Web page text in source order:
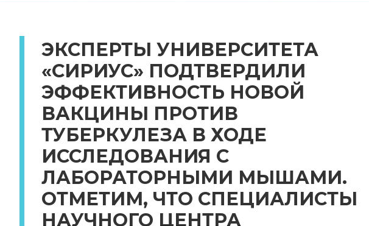
ЭКСПЕРТЫ УНИВЕРСИТЕТА
«СИРИУС» ПОДТВЕРДИЛИ
ЭФФЕКТИВНОСТЬ НОВОЙ
ВАКЦИНЫ ПРОТИВ
ТУБЕРКУЛЕЗА В ХОДЕ
ИССЛЕДОВАНИЯ С
ЛАБОРАТОРНЫМИ МЫШАМИ.
ОТМЕТИМ, ЧТО СПЕЦИАЛИСТЫ
НАУЧНОГО ЦЕНТРА